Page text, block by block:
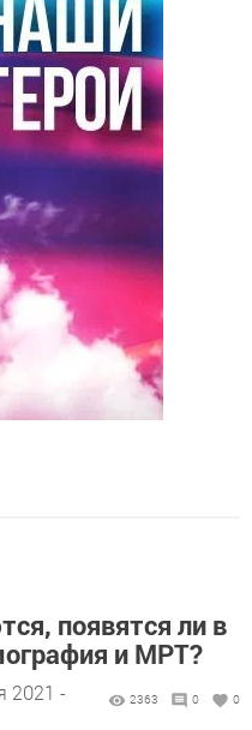
появятся ли в
и МРТ?
2021 -
2363 0 0